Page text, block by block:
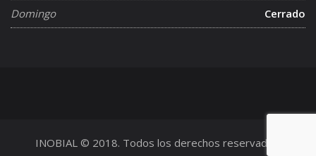
Domingo
Cerrado
INOBIAL © 2018. Todos los derechos reservados.